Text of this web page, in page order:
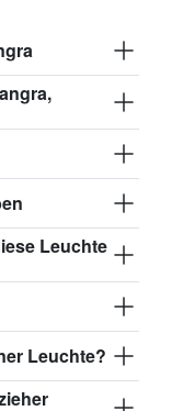
Leuchte
Leuchte?